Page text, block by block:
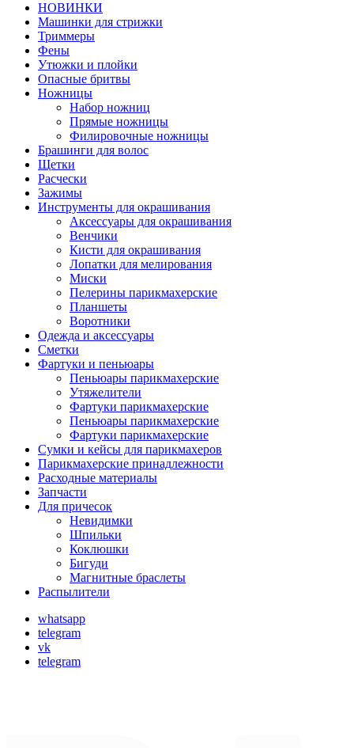
НОВИНКИ
Машинки для стрижки
Триммеры
Фены
Утюжки и плойки
Опасные бритвы
Ножницы
Набор ножниц
Прямые ножницы
Филировочные ножницы
Брашинги для волос
Щетки
Расчески
Зажимы
Инструменты для окрашивания
Аксессуары для окрашивания
Венчики
Кисти для окрашивания
Лопатки для мелирования
Миски
Пелерины парикмахерские
Планшеты
Воротники
Одежда и аксессуары
Сметки
Фартуки и пеньюары
Пеньюары парикмахерские
Утяжелители
Фартуки парикмахерские
Пеньюары парикмахерские
Фартуки парикмахерские
Сумки и кейсы для парикмахеров
Парикмахерские принадлежности
Расходные материалы
Запчасти
Для причесок
Невидимки
Шпильки
Коклюшки
Бигуди
Магнитные браслеты
Распылители
whatsapp
telegram
vk
telegram